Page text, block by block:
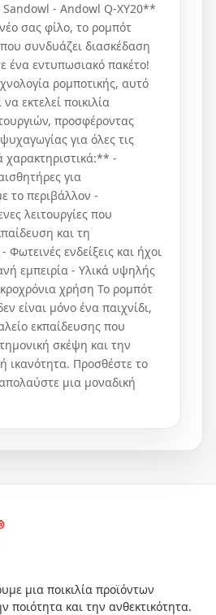
- Andowl Q-XY20**
σας φίλο, το ρομπότ
συνδυάζει διασκέδαση
ένα εντυπωσιακό πακέτο!
ρομποτικής, αυτό
εκτελεί ποικιλία
προσφέροντας
για όλες τις
χαρακτηριστικά:** -
για
το περιβάλλον -
λειτουργίες που
και τη
Φωτεινές ενδείξεις και ήχοι
εμπειρία - Υλικά υψηλής
χρήση Το ρομπότ
είναι μόνο ένα παιχνίδι,
εκπαίδευσης που
σκέψη και την
ικανότητα. Προσθέστε το
μια μοναδική
μια ποικιλία προϊόντων
ποιότητα και την ανθεκτικότητα.